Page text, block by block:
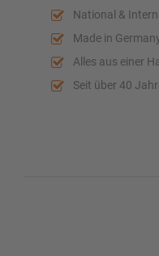
National &
Made in
Alles aus einer
Seit über 40
Vertikalregale/
Planen Sie Ihr